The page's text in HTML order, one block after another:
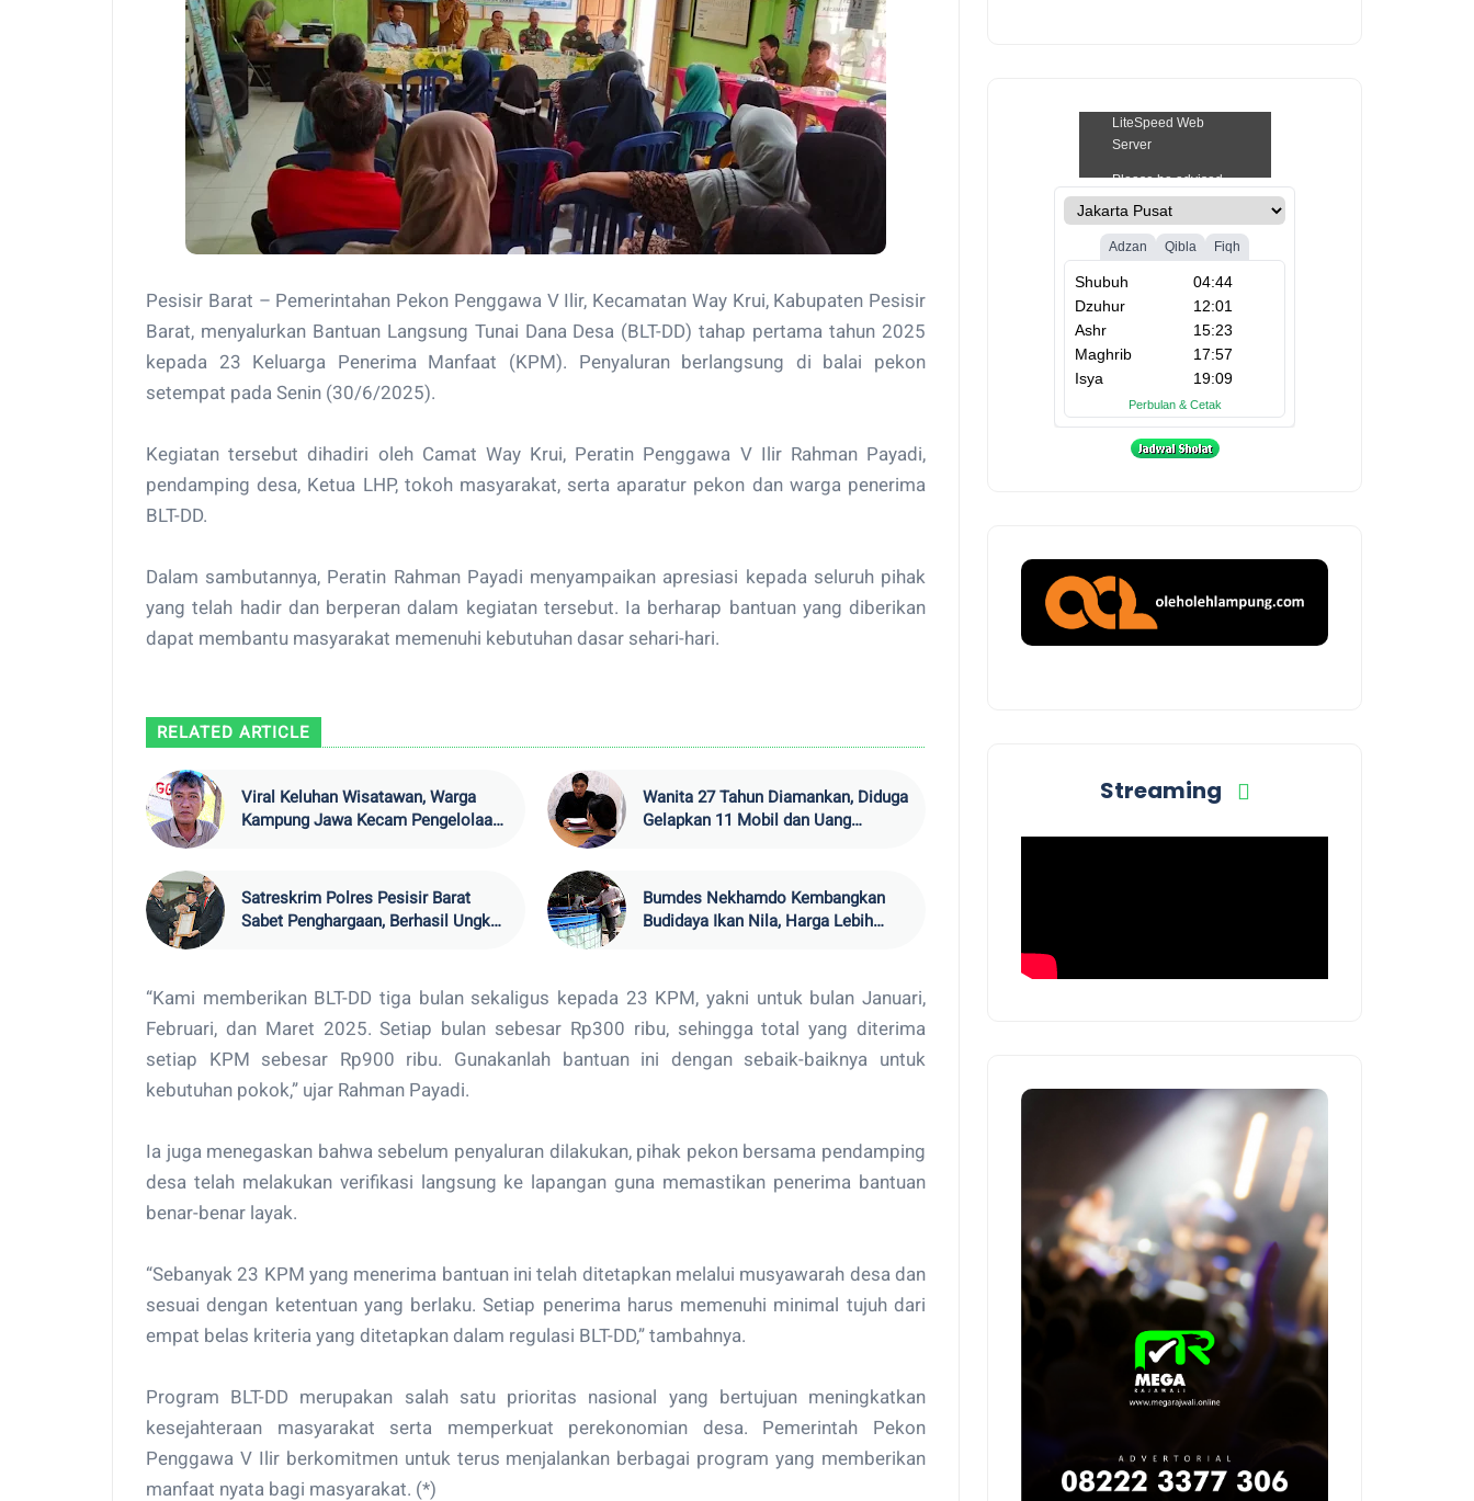
Pesisir Barat – Pemerintahan Pekon Penggawa V Ilir, Kecamatan Way Krui, Kabupaten Pesisir
Barat, menyalurkan Bantuan Langsung Tunai Dana Desa (BLT-DD) tahap pertama tahun 2025
kepada 23 Keluarga Penerima Manfaat (KPM). Penyaluran berlangsung di balai pekon
setempat pada Senin (30/6/2025).
Kegiatan tersebut dihadiri oleh Camat Way Krui, Peratin Penggawa V Ilir Rahman Payadi,
pendamping desa, Ketua LHP, tokoh masyarakat, serta aparatur pekon dan warga penerima
BLT-DD.
Dalam sambutannya, Peratin Rahman Payadi menyampaikan apresiasi kepada seluruh pihak
yang telah hadir dan berperan dalam kegiatan tersebut. Ia berharap bantuan yang diberikan
dapat membantu masyarakat memenuhi kebutuhan dasar sehari-hari.
RELATED ARTICLE
Viral Keluhan Wisatawan, Warga
Kampung Jawa Kecam Pengelolaan
Wanita 27 Tahun Diamankan, Diduga
Gelapkan 11 Mobil dan Uang
Satreskrim Polres Pesisir Barat
Sabet Penghargaan, Berhasil Ungkap
Bumdes Nekhamdo Kembangkan
Budidaya Ikan Nila, Harga Lebih
“Kami memberikan BLT-DD tiga bulan sekaligus kepada 23 KPM, yakni untuk bulan Januari,
Februari, dan Maret 2025. Setiap bulan sebesar Rp300 ribu, sehingga total yang diterima
setiap KPM sebesar Rp900 ribu. Gunakanlah bantuan ini dengan sebaik-baiknya untuk
kebutuhan pokok,” ujar Rahman Payadi.
Ia juga menegaskan bahwa sebelum penyaluran dilakukan, pihak pekon bersama pendamping
desa telah melakukan verifikasi langsung ke lapangan guna memastikan penerima bantuan
benar-benar layak.
“Sebanyak 23 KPM yang menerima bantuan ini telah ditetapkan melalui musyawarah desa dan
sesuai dengan ketentuan yang berlaku. Setiap penerima harus memenuhi minimal tujuh dari
empat belas kriteria yang ditetapkan dalam regulasi BLT-DD,” tambahnya.
Program BLT-DD merupakan salah satu prioritas nasional yang bertujuan meningkatkan
kesejahteraan masyarakat serta memperkuat perekonomian desa. Pemerintah Pekon
Penggawa V Ilir berkomitmen untuk terus menjalankan berbagai program yang memberikan
manfaat nyata bagi masyarakat. (*)
Streaming